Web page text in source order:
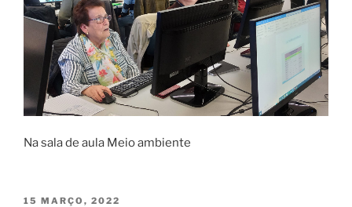
Na sala de aula Meio ambiente
PUBLICADO
15 MARÇO, 2022